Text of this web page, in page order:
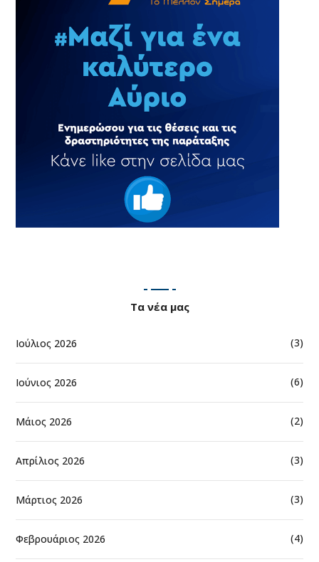
Τα νέα μας
Ιούλιος 2026 (3)
Ιούνιος 2026 (6)
Μάιος 2026 (2)
Απρίλιος 2026 (3)
Μάρτιος 2026 (3)
Φεβρουάριος 2026 (4)